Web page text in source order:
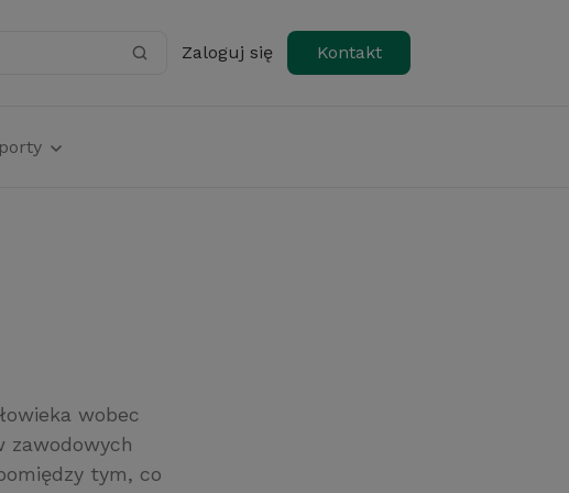
Zaloguj się Kontakt
wobec
zawodowych
tym, co